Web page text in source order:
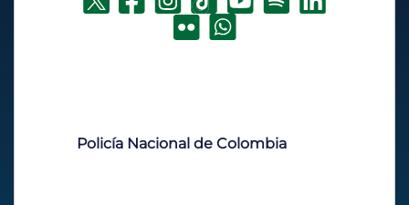
Policía Nacional de Colombia